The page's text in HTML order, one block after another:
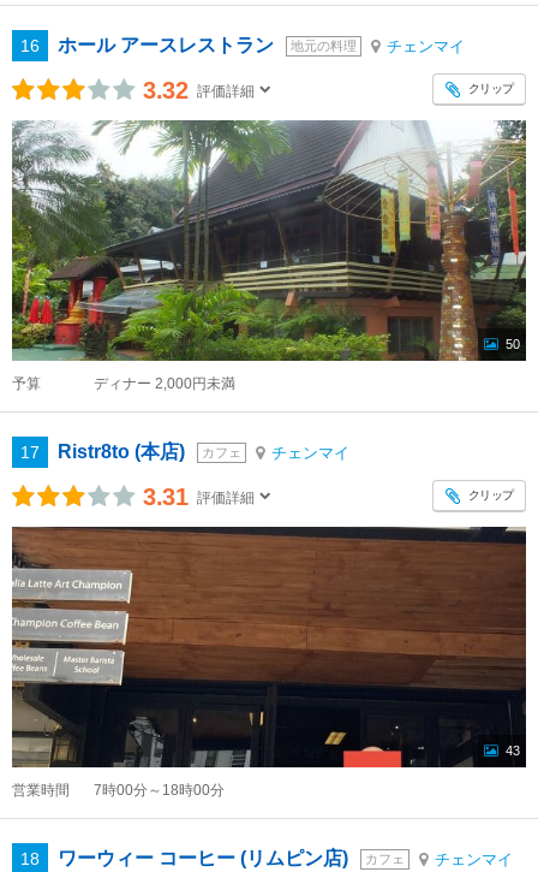
16 ホール アースレストラン 地元の料理 チェンマイ
3.32 評価詳細 クリップ
50
予算 ディナー 2,000円未満
17 Ristr8to (本店) カフェ チェンマイ
3.31 評価詳細 クリップ
43
営業時間 7時00分～18時00分
18 ワーウィー コーヒー (リムピン店) カフェ チェンマイ